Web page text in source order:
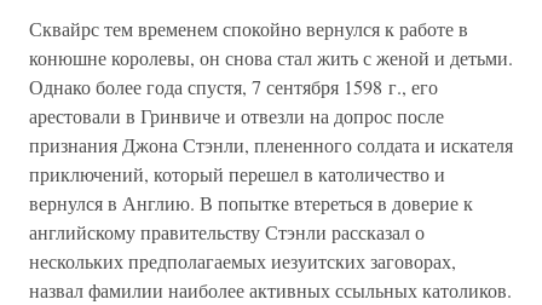
Сквайрс тем временем спокойно вернулся к работе в
конюшне королевы, он снова стал жить с женой и детьми.
Однако более года спустя, 7 сентября 1598 г., его
арестовали в Гринвиче и отвезли на допрос после
признания Джона Стэнли, плененного солдата и искателя
приключений, который перешел в католичество и
вернулся в Англию. В попытке втереться в доверие к
английскому правительству Стэнли рассказал о
нескольких предполагаемых иезуитских заговорах,
назвал фамилии наиболее активных ссыльных католиков.